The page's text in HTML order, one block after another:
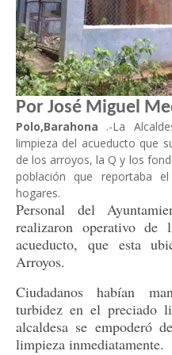
Por José Miguel
Polo,Barahona .-La
limpieza del acueducto que
de los arroyos, la Q y los
población que reportaba
hogares.
Personal del
realizaron operativo de
acueducto, que esta
Arroyos.
Ciudadanos habían
turbidez en el preciado
alcaldesa se empoderó
limpieza inmediatamente.